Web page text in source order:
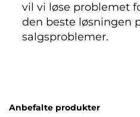
vil vi løse problemet
den beste løsningen
salgsproblemer.
Anbefalte produkter